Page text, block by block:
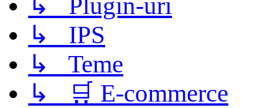
↳ Plugin-uri
↳ IPS
↳ Teme
↳ 🛒 E-commerce